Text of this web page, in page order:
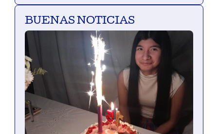
BUENAS NOTICIAS